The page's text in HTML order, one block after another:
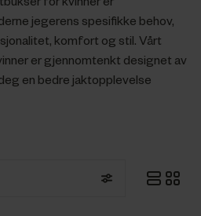
jegerens spesifikke behov,
komfort og stil. Vårt
er gjennomtenkt designet av
en bedre jaktopplevelse